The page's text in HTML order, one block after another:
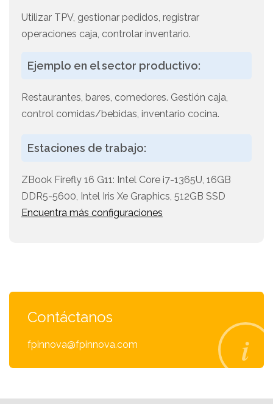
Utilizar TPV, gestionar pedidos, registrar
operaciones caja, controlar inventario.
Ejemplo en el sector productivo:
Restaurantes, bares, comedores. Gestión caja,
control comidas/bebidas, inventario cocina.
Estaciones de trabajo:
ZBook Firefly 16 G11: Intel Core i7-1365U, 16GB
DDR5-5600, Intel Iris Xe Graphics, 512GB SSD
Encuentra más configuraciones
Contáctanos
fpinnova@fpinnova.com